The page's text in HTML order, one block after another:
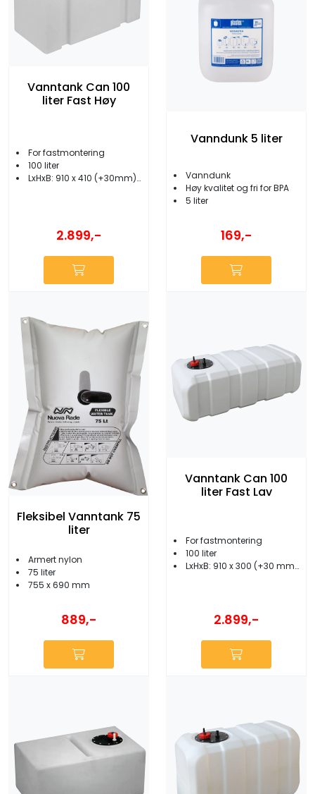
Vanntank Can 100
liter Fast Høy
For fastmontering
100 liter
LxHxB: 910 x 410 (+30mm) x 300 mm
2.899,-
Vanndunk 5 liter
Vanndunk
Høy kvalitet og fri for BPA
5 liter
169,-
Fleksibel Vanntank 75
liter
Armert nylon
75 liter
755 x 690 mm
889,-
Vanntank Can 100
liter Fast Lav
For fastmontering
100 liter
LxHxB: 910 x 300 (+30 mm) x 410 mm
2.899,-